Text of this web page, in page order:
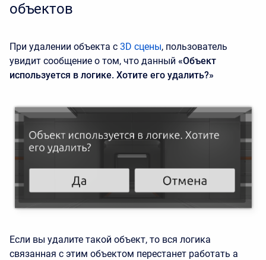
объектов
При удалении объекта с 3D сцены, пользователь
увидит сообщение о том, что данный «Объект
используется в логике. Хотите его удалить?»
Если вы удалите такой объект, то вся логика
связанная с этим объектом перестанет работать а